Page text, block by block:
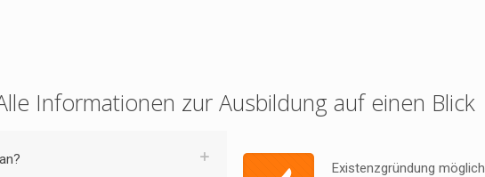
Informationen zur Ausbildung auf einen Blick
Existenzgründung möglich